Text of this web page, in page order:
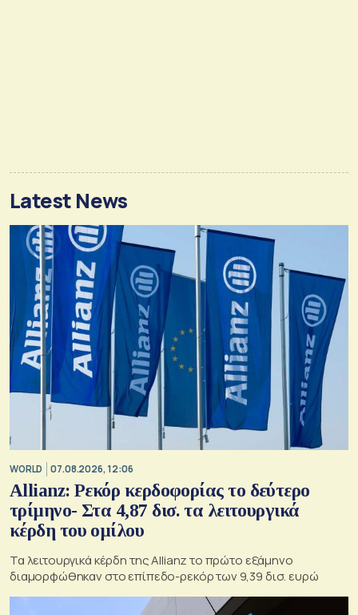
Latest News
WORLD 07.08.2026, 12:06
Allianz: Ρεκόρ κερδοφορίας το δεύτερο
τρίμηνο- Στα 4,87 δισ. τα λειτουργικά
κέρδη του ομίλου
Τα λειτουργικά κέρδη της Allianz το πρώτο εξάμηνο
διαμορφώθηκαν στο επίπεδο-ρεκόρ των 9,39 δισ. ευρώ